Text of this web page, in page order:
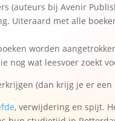
(auteurs bij Avenir
Uiteraard met alle
worden
nog wat leesvoer zoekt
(dan krijg je er
, verwijdering en spijt.